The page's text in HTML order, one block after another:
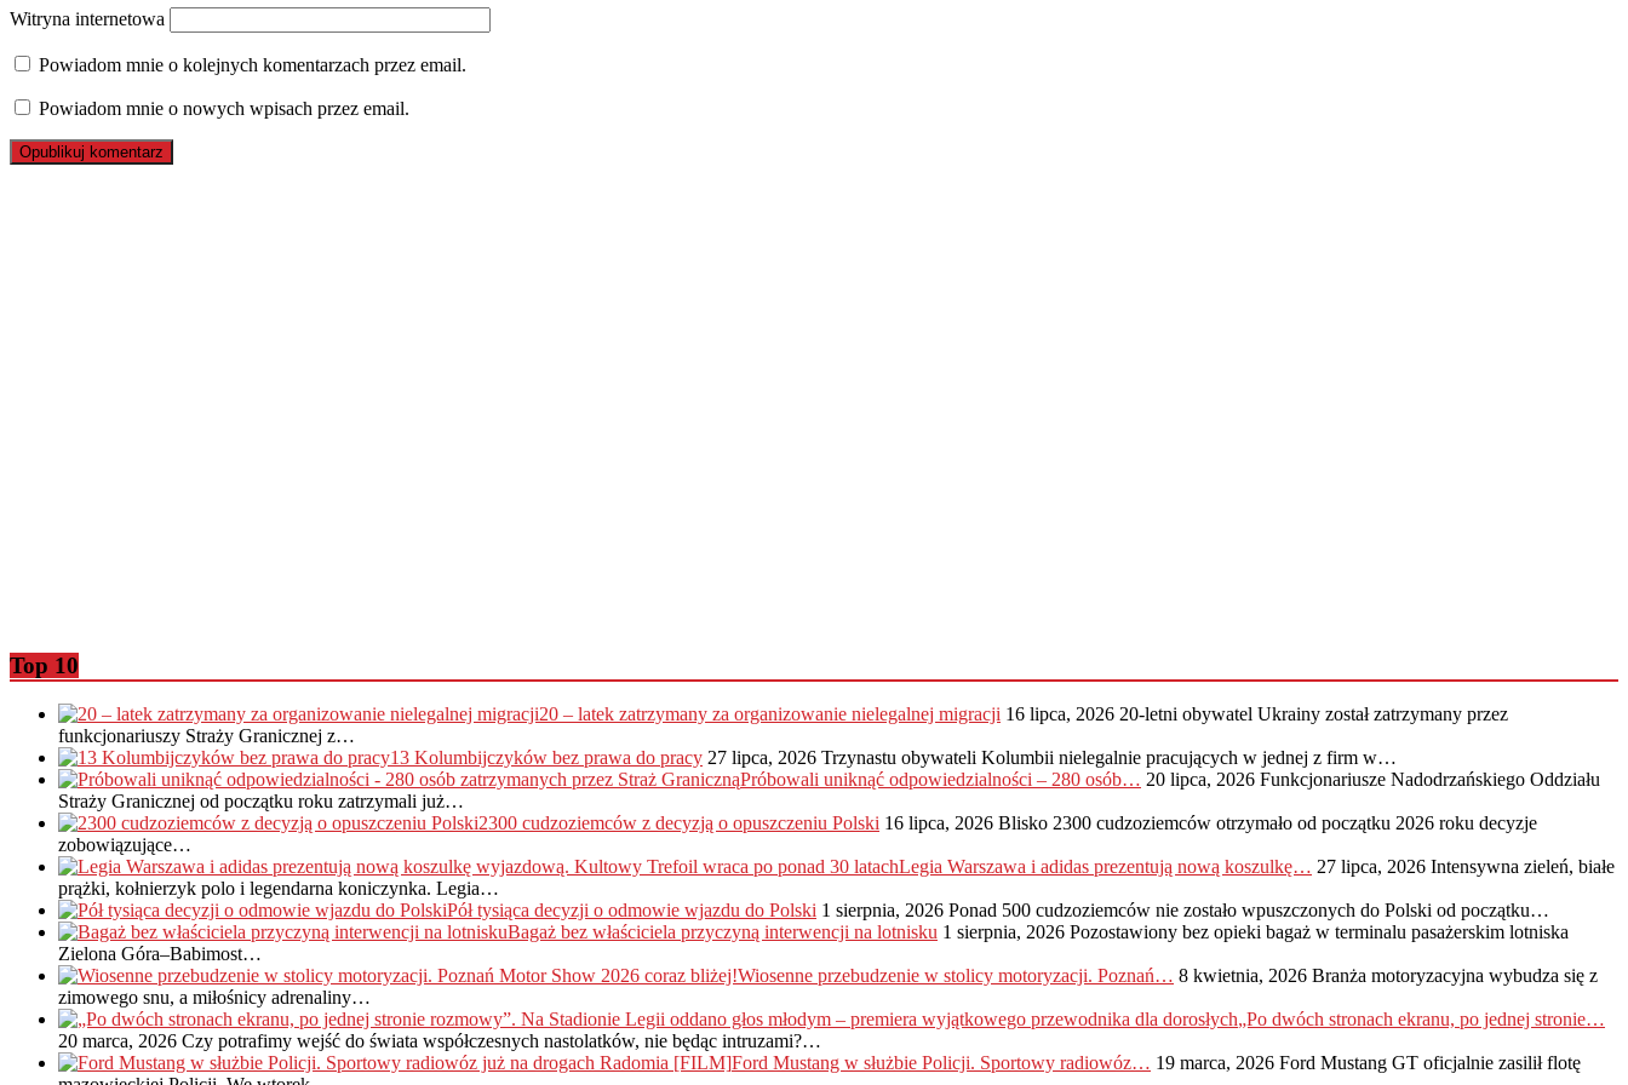
Witryna internetowa
Powiadom mnie o kolejnych komentarzach przez email.
Powiadom mnie o nowych wpisach przez email.
Top 10
20 – latek zatrzymany za organizowanie nielegalnej migracji 16 lipca, 2026 20-letni obywatel Ukrainy został zatrzymany przez
funkcjonariuszy Straży Granicznej z…
13 Kolumbijczyków bez prawa do pracy 27 lipca, 2026 Trzynastu obywateli Kolumbii nielegalnie pracujących w jednej z firm w…
Próbowali uniknąć odpowiedzialności – 280 osób… 20 lipca, 2026 Funkcjonariusze Nadodrzańskiego Oddziału
Straży Granicznej od początku roku zatrzymali już…
2300 cudzoziemców z decyzją o opuszczeniu Polski 16 lipca, 2026 Blisko 2300 cudzoziemców otrzymało od początku 2026 roku decyzje
zobowiązujące…
Legia Warszawa i adidas prezentują nową koszulkę… 27 lipca, 2026 Intensywna zieleń, białe
prążki, kołnierzyk polo i legendarna koniczynka. Legia…
Pół tysiąca decyzji o odmowie wjazdu do Polski 1 sierpnia, 2026 Ponad 500 cudzoziemców nie zostało wpuszczonych do Polski od początku…
Bagaż bez właściciela przyczyną interwencji na lotnisku 1 sierpnia, 2026 Pozostawiony bez opieki bagaż w terminalu pasażerskim lotniska
Zielona Góra–Babimost…
Wiosenne przebudzenie w stolicy motoryzacji. Poznań… 8 kwietnia, 2026 Branża motoryzacyjna wybudza się z
zimowego snu, a miłośnicy adrenaliny…
„Po dwóch stronach ekranu, po jednej stronie…
20 marca, 2026 Czy potrafimy wejść do świata współczesnych nastolatków, nie będąc intruzami?…
Ford Mustang w służbie Policji. Sportowy radiowóz… 19 marca, 2026 Ford Mustang GT oficjalnie zasilił flotę